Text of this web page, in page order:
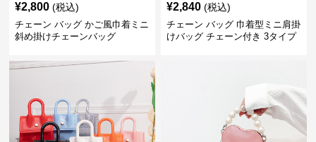
¥2,800 (税込)
チェーン バッグ かご風巾着ミニ
斜め掛けチェーンバッグ
¥2,840 (税込)
チェーン バッグ 巾着型ミニ肩掛
けバッグ チェーン付き 3タイプ